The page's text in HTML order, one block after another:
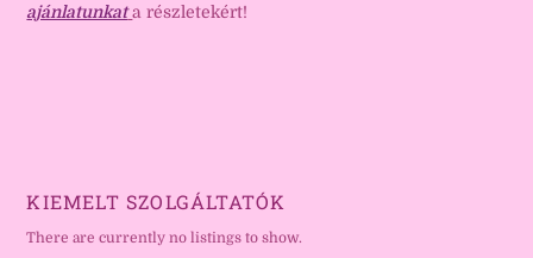
ajánlatunkat a részletekért!
KIEMELT SZOLGÁLTATÓK
There are currently no listings to show.